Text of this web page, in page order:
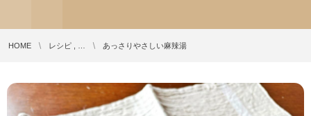
HOME レシピ , … あっさりやさしい麻辣湯